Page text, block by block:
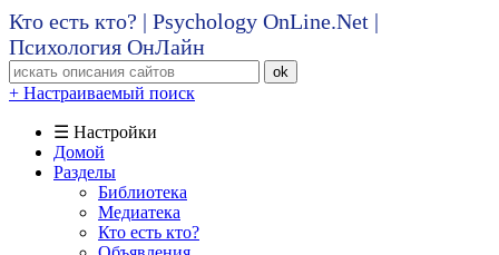
Кто есть кто? | Psychology OnLine.Net |
Психология ОнЛайн
ok
+ Настраиваемый поиск
☰ Настройки
Домой
Разделы
Библиотека
Медиатека
Кто есть кто?